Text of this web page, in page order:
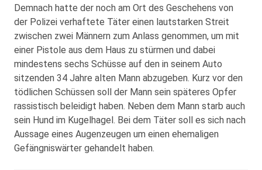
Demnach hatte der noch am Ort des Geschehens von
der Polizei verhaftete Täter einen lautstarken Streit
zwischen zwei Männern zum Anlass genommen, um mit
einer Pistole aus dem Haus zu stürmen und dabei
mindestens sechs Schüsse auf den in seinem Auto
sitzenden 34 Jahre alten Mann abzugeben. Kurz vor den
tödlichen Schüssen soll der Mann sein späteres Opfer
rassistisch beleidigt haben. Neben dem Mann starb auch
sein Hund im Kugelhagel. Bei dem Täter soll es sich nach
Aussage eines Augenzeugen um einen ehemaligen
Gefängniswärter gehandelt haben.